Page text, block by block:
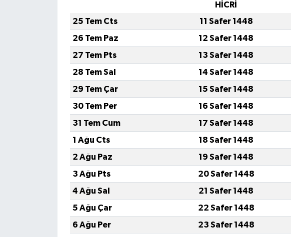
HİCRİ
25 Tem Cts
11 Safer 1448
26 Tem Paz
12 Safer 1448
27 Tem Pts
13 Safer 1448
28 Tem Sal
14 Safer 1448
29 Tem Çar
15 Safer 1448
30 Tem Per
16 Safer 1448
31 Tem Cum
17 Safer 1448
1 Ağu Cts
18 Safer 1448
2 Ağu Paz
19 Safer 1448
3 Ağu Pts
20 Safer 1448
4 Ağu Sal
21 Safer 1448
5 Ağu Çar
22 Safer 1448
6 Ağu Per
23 Safer 1448
Resmî ilanlar
Tarım ve Ekonomi